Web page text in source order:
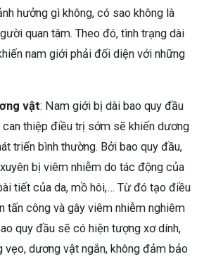
hưởng gì không, có sao không là
quan tâm. Theo đó, tình trạng dài
nam giới phải đối diện với những
vật: Nam giới bị dài bao quy đầu
thiệp điều trị sớm sẽ khiến dương
triển bình thường. Bởi bao quy đầu,
bị viêm nhiễm do tác động của
tiết của da, mồ hôi,… Từ đó tạo điều
tấn công và gây viêm nhiễm nghiêm
quy đầu sẽ có hiện tượng xơ dính,
vẹo, dương vật ngắn, không đảm bảo